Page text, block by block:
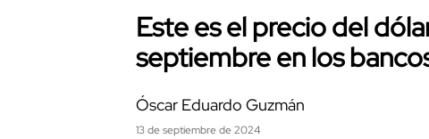
Este es el precio del
septiembre en los
Óscar Eduardo Guzmán
13 de septiembre de 2024